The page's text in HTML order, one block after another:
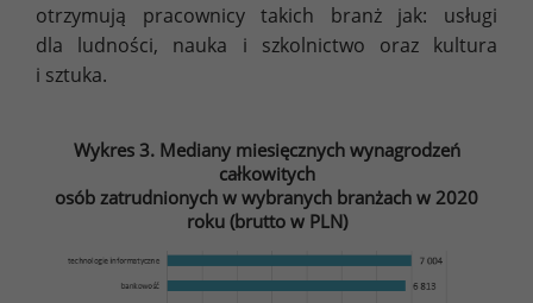
otrzymują pracownicy takich branż jak: usługi
dla ludności, nauka i szkolnictwo oraz kultura
i sztuka.
Wykres 3. Mediany miesięcznych wynagrodzeń
całkowitych
osób zatrudnionych w wybranych branżach w 2020
roku (brutto w PLN)